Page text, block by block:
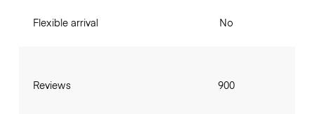
Flexible arrival
Reviews
No
900